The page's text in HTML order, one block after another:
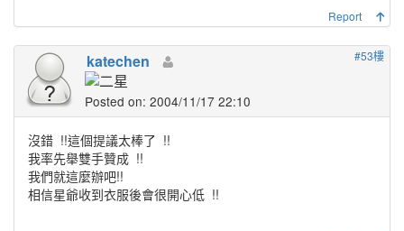
Report
#53樓
katechen
Posted on: 2004/11/17 22:10
沒錯 !!這個提議太棒了 !!
我率先舉雙手贊成 !!
我們就這麼辦吧!!
相信星爺收到衣服後會很開心低 !!